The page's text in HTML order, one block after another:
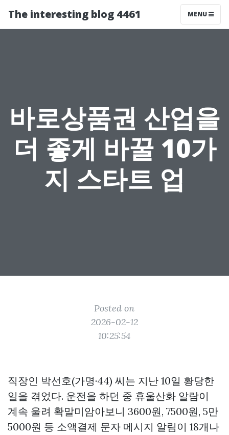
The interesting blog 4461 MENU
바로상품권 산업을
더 좋게 바꿀 10가
지 스타트 업
Posted on
2026-02-12
10:25:54
직장인 박선호(가명·44) 씨는 지난 10일 황당한
일을 겪었다. 운전을 하던 중 휴울산화 알람이
계속 울려 확말미암아보니 3600원, 7500원, 5만
5000원 등 소액결제 문자 메시지 알림이 18개나